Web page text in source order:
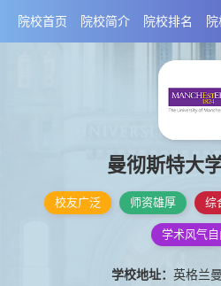
院校首页 院校简介 院校排名
曼彻斯特大
校友广泛 师资雄厚 综
学术风气自
学校地址： 英格兰